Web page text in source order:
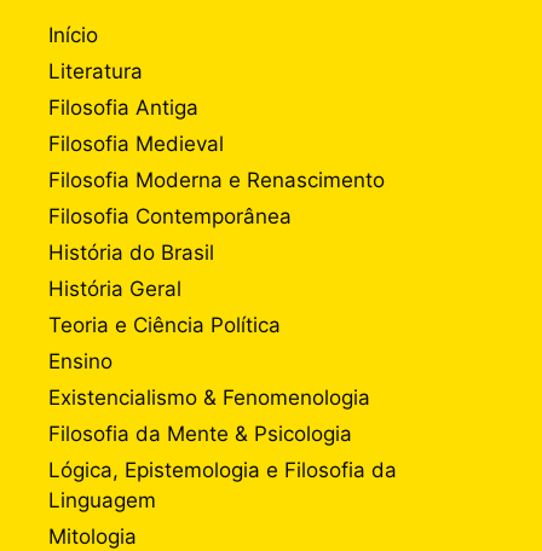
Início
Literatura
Filosofia Antiga
Filosofia Medieval
Filosofia Moderna e Renascimento
Filosofia Contemporânea
História do Brasil
História Geral
Teoria e Ciência Política
Ensino
Existencialismo & Fenomenologia
Filosofia da Mente & Psicologia
Lógica, Epistemologia e Filosofia da
Linguagem
Mitologia